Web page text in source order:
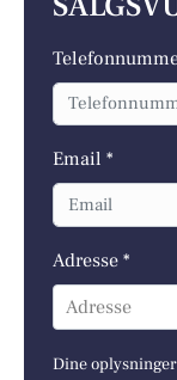
Email *
Adresse *
Adresse
Dine